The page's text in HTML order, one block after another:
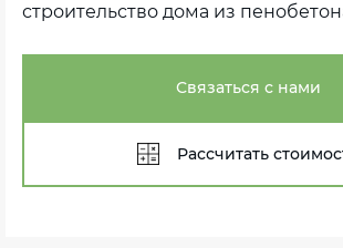
строительство дома из
Связаться с нами
Рассчитать